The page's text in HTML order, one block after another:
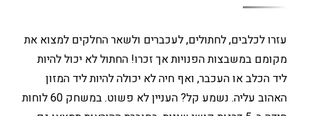
עזרו לכלבים, לחתולים, לעכברים ולשאר החלקים למצוא את
מקומם במשבצות הפנויות אך זכרו! החתול לא יכול להיות
ליד הכלב או העכבר, ואף חיה לא יכולה להיות ליד המזון
האהוב עליה. נשמע קל? העניין לא פשוט. במשחק 60 לוחות